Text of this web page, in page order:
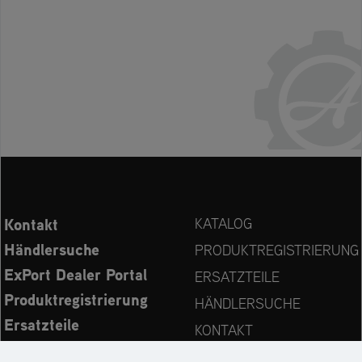
Kontakt
Händlersuche
ExPort Dealer Portal
Produktregistrierung
Ersatzteile
KATALOG
PRODUKTREGISTRIERUNG
ERSATZTEILE
HÄNDLERSUCHE
KONTAKT